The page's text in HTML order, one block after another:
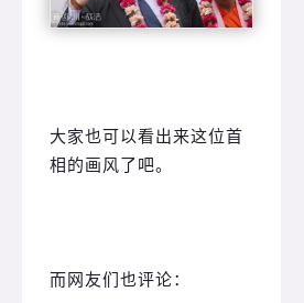
大家也可以看出来这位首
相的画风了吧。
而网友们也评论：